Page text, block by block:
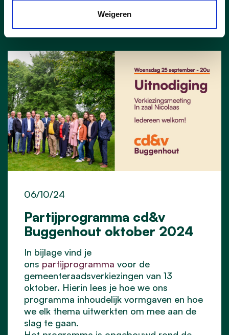
Weigeren
Partijprogramma cd&v
Buggenhout oktober 2024
06/10/24
In bijlage vind je
ons partijprogramma voor de
gemeenteraadsverkiezingen van 13
oktober. Hierin lees je hoe we ons
programma inhoudelijk vormgaven en hoe
we elk thema uitwerkten om mee aan de
slag te gaan.